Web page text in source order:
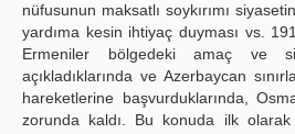
nüfusunun maksatlı soykırımı
yardıma kesin ihtiyaç duyması vs.
Ermeniler bölgedeki amaç ve
açıkladıklarında ve Azerbaycan
hareketlerine başvurduklarında,
zorunda kaldı. Bu konuda ilk olarak